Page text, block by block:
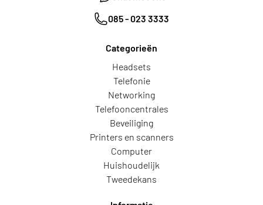
085 - 023 3333
Categorieën
Headsets
Telefonie
Networking
Telefooncentrales
Beveiliging
Printers en scanners
Computer
Huishoudelijk
Tweedekans